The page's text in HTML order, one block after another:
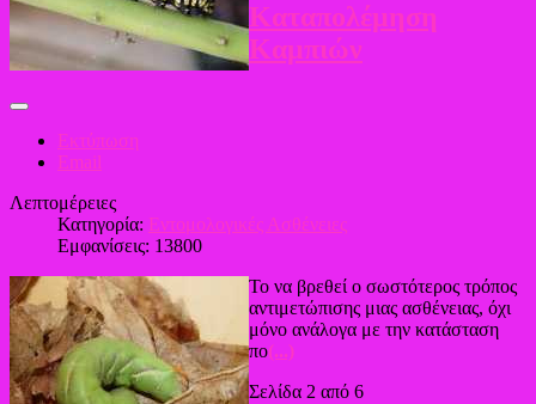
Καταπολέμηση
Καμπιών
Εκτύπωση
Email
Λεπτομέρειες
Κατηγορία: Εντομολογικές Ασθένειες
Εμφανίσεις: 13800
Το να βρεθεί ο σωστότερος τρόπος
αντιμετώπισης μιας ασθένειας, όχι
μόνο ανάλογα με την κατάσταση
πο(...)
Σελίδα 2 από 6